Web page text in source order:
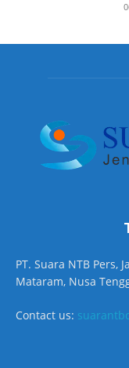
PT. Suara NTB Pers,
Mataram, Nusa
Contact us: